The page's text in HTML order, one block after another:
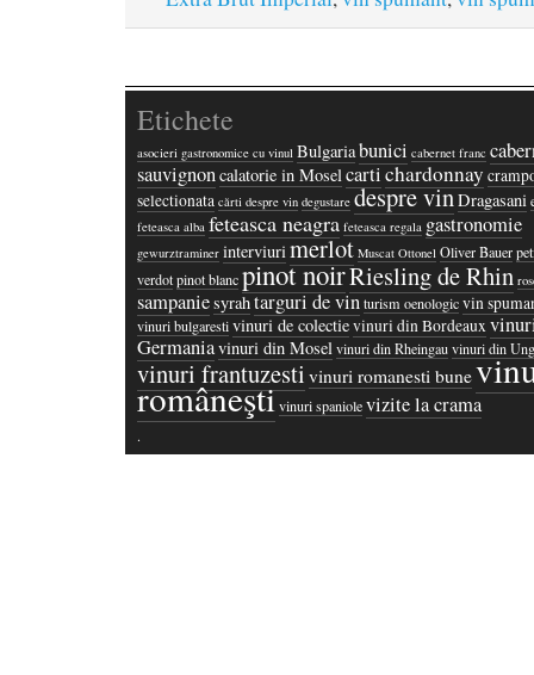
Etichete
asocieri gastronomice cu vinul Bulgariabunici cabernet franc
sauvignoncalatorie in Mosel cartichardonnay
selectionata cărti despre vin degustare despre vinDragasani
feteasca alba feteasca neagra feteasca regala gastronomie
gewurztraminer interviuri merlot Muscat Ottonel Oliver Bauer
verdotpinot blancpinot noirRiesling de Rhin
sampaniesyrahtarguri de vinturism oenologicvin
vinuri bulgarestivinuri de colectievinuri din Bordeaux
Germaniavinuri din Mosel vinuri din Rheingauvinuri din
vinuri frantuzesti vinuri romanesti bune
româneştivinuri spaniolevizite la crama
·